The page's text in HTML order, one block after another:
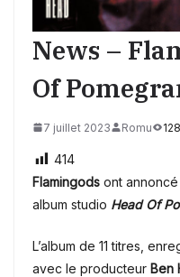
News –
Of
7 juillet 2023 Romu
414
Flamingods ont
album studio Head Of
L’album de 11 titres,
avec le producteur Ben